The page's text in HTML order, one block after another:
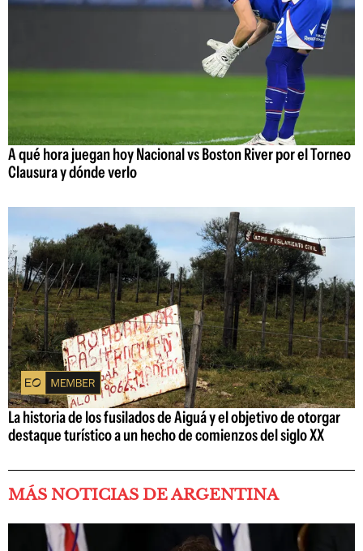
A qué hora juegan hoy Nacional vs Boston River por el Torneo
Clausura y dónde verlo
La historia de los fusilados de Aiguá y el objetivo de otorgar
destaque turístico a un hecho de comienzos del siglo XX
MÁS NOTICIAS DE ARGENTINA